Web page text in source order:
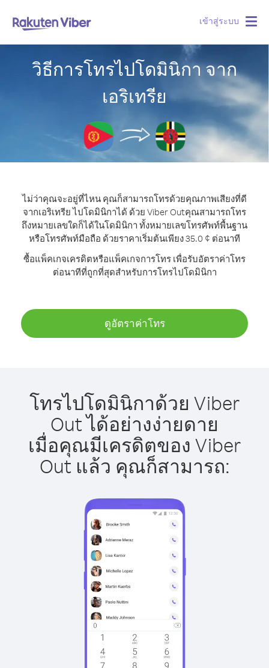
เข้าสู่ระบบ
วิธีการโทรไปโดมินิกา จาก
เอริเทรีย
ไม่ว่าคุณจะอยู่ที่ไหน คุณก็สามารถโทรด้วยคุณภาพเสียงที่ดี
จากเอริเทรีย ไปโดมินิกาได้ ด้วย Viber Outคุณสามารถโทร
ถึงหมายเลขใดก็ได้ในโดมินิกา ทั้งหมายเลขโทรศัพท์พื้นฐาน
หรือโทรศัพท์มือถือ ด้วยราคาเริ่มต้นเพียง 35.0 ¢ ต่อนาที
ซื้อแพ็คเกจเครดิตหรือแพ็คเกจการโทร เพื่อรับอัตราค่าโทร
ต่อนาทีที่ถูกที่สุดสำหรับการโทรไปโดมินิกา
ดูอัตราค่าโทร
โทรไปโดมินิกาด้วย Viber
Out ได้อย่างง่ายดาย
เมื่อคุณมีเครดิตของ Viber
Out แล้ว คุณก็สามารถ: